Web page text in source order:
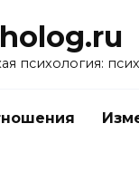
психология: